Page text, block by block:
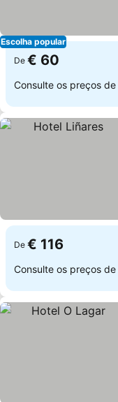
Escolha popular
De € 60
Consulte os preços de
De € 116
Consulte os preços de